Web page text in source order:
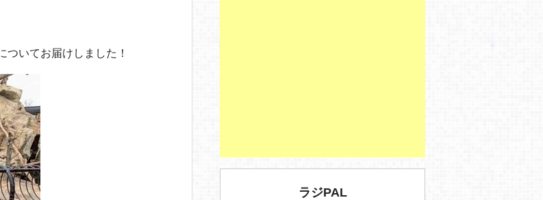
いてお届けしました！
ラジPAL